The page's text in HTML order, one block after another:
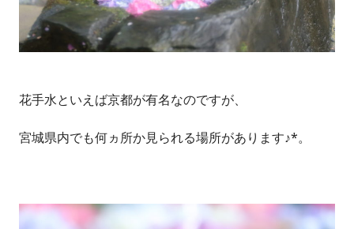
花手水といえば京都が有名なのですが、
宮城県内でも何ヵ所か見られる場所があります♪*。